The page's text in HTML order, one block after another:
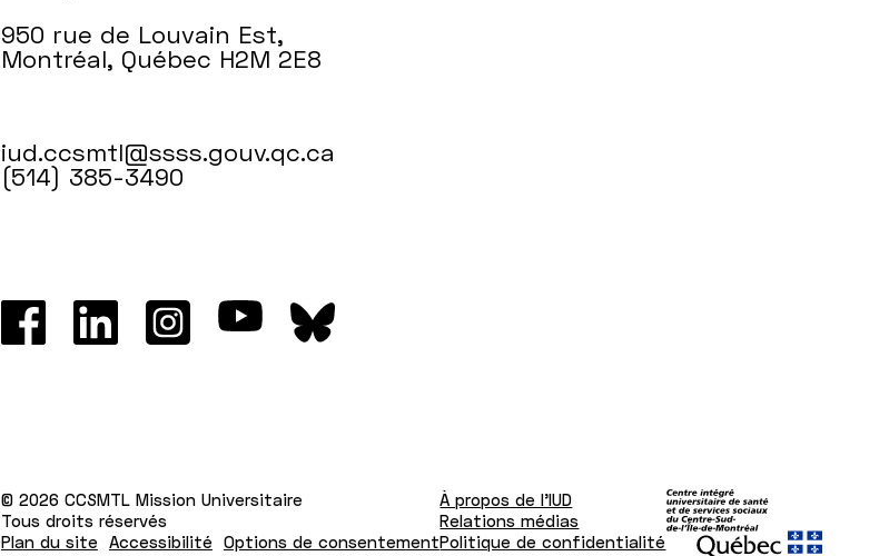
950 rue de Louvain Est,
Montréal, Québec H2M 2E8
iud.ccsmtl@ssss.gouv.qc.ca
(514) 385-3490
© 2026 CCSMTL Mission Universitaire
Tous droits réservés
Plan du site
Accessibilité Options de consentement
À propos de l'IUD
Relations médias
Politique de confidentialité